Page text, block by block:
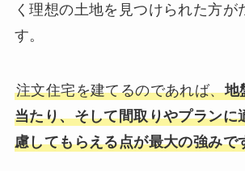
く理想の土地を見つけられた方が
す。
注文住宅を建てるのであれば、地
当たり、そして間取りやプランに
慮してもらえる点が最大の強みで